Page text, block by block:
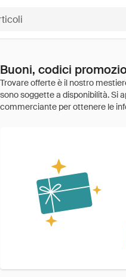
Buoni, codici